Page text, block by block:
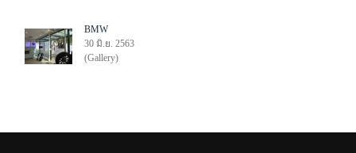
BMW
30 มิ.ย. 2563
(Gallery)